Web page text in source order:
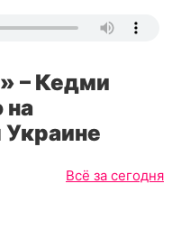
– Кедми
на
Всё за сегодня